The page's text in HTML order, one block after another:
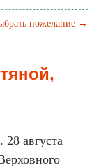
пожелание →
28 августа